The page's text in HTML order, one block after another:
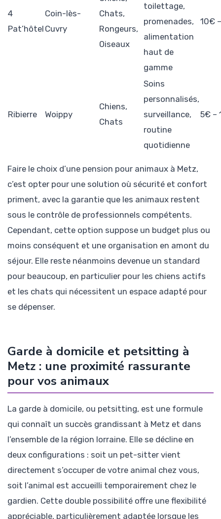
4
Pat’hôtel
Coin-lès-
Cuvry
Chats,
Rongeurs,
Oiseaux
toilettage,
promenades,
alimentation
haut de
gamme
10€
Ribierre Woippy
Chiens,
Chats
Soins
personnalisés,
surveillance,
routine
quotidienne
5€ –
Faire le choix d’une pension pour animaux à Metz,
c’est opter pour une solution où sécurité et confort
priment, avec la garantie que les animaux restent
sous le contrôle de professionnels compétents.
Cependant, cette option suppose un budget plus ou
moins conséquent et une organisation en amont du
séjour. Elle reste néanmoins devenue un standard
pour beaucoup, en particulier pour les chiens actifs
et les chats qui nécessitent un espace adapté pour
se dépenser.
Garde à domicile et petsitting à
Metz : une proximité rassurante
pour vos animaux
La garde à domicile, ou petsitting, est une formule
qui connaît un succès grandissant à Metz et dans
l’ensemble de la région lorraine. Elle se décline en
deux configurations : soit un pet-sitter vient
directement s’occuper de votre animal chez vous,
soit l’animal est accueilli temporairement chez le
gardien. Cette double possibilité offre une flexibilité
appréciable, particulièrement adaptée lorsque les